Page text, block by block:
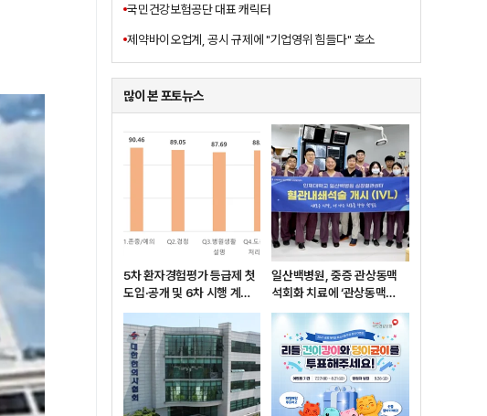
국민건강보험공단 대표 캐릭터
제약바이오업계, 공시 규제에 "기업영위 힘들다" 호소
많이 본 포토뉴스
5차 환자경험평가 등급제 첫
도입·공개 및 6차 시행 계획
발표
일산백병원, 중증 관상동맥
석회화 치료에 ‘관상동맥
쇄석술’ 도입